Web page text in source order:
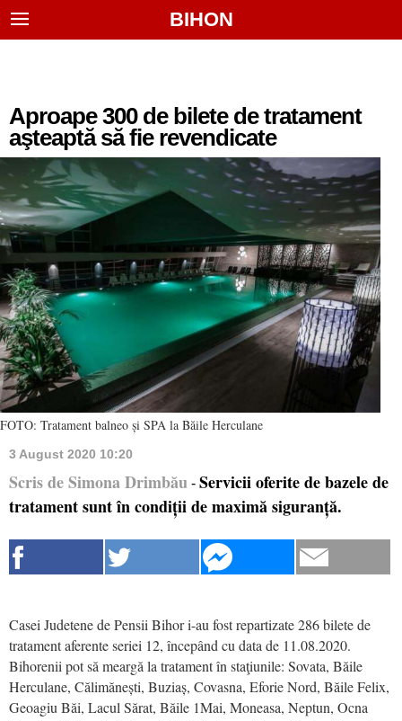
BIHON
Aproape 300 de bilete de tratament
aşteaptă să fie revendicate
FOTO: Tratament balneo și SPA la Băile Herculane
3 August 2020 10:20
Scris de Simona Drimbău - Servicii oferite de bazele de
tratament sunt în condiții de maximă siguranță.
Casei Judetene de Pensii Bihor i-au fost repartizate 286 bilete de
tratament aferente seriei 12, începând cu data de 11.08.2020.
Bihorenii pot să meargă la tratament în staţiunile: Sovata, Băile
Herculane, Călimănești, Buziaș, Covasna, Eforie Nord, Băile Felix,
Geoagiu Băi, Lacul Sărat, Băile 1Mai, Moneasa, Neptun, Ocna